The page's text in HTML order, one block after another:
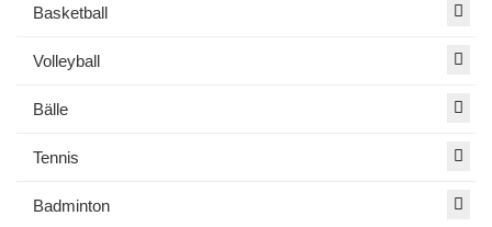
Basketball
Volleyball
Bälle
Tennis
Badminton